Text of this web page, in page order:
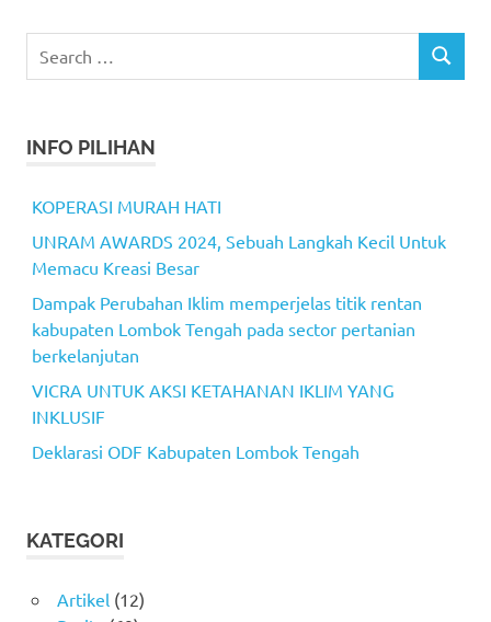
for:
SEARCH
INFO PILIHAN
KOPERASI MURAH HATI
UNRAM AWARDS 2024, Sebuah Langkah Kecil Untuk
Memacu Kreasi Besar
Dampak Perubahan Iklim memperjelas titik rentan
kabupaten Lombok Tengah pada sector pertanian
berkelanjutan
VICRA UNTUK AKSI KETAHANAN IKLIM YANG
INKLUSIF
Deklarasi ODF Kabupaten Lombok Tengah
KATEGORI
Artikel (12)